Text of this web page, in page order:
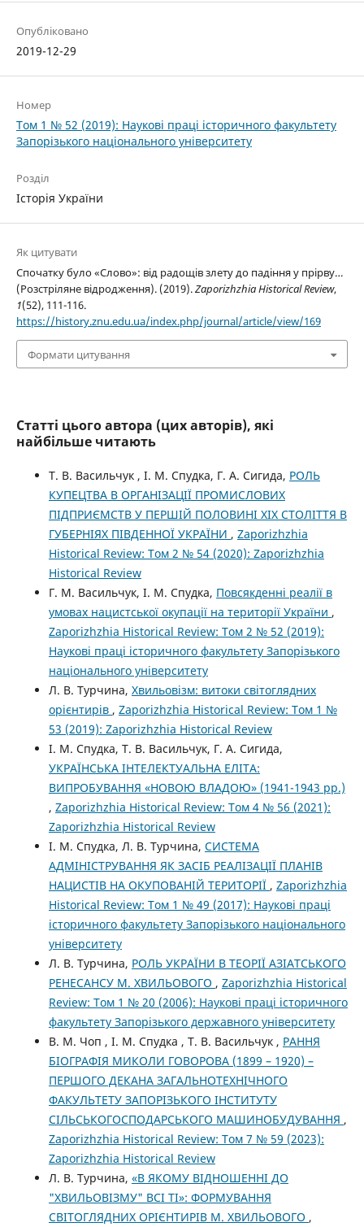
Опубліковано
2019-12-29
Номер
Том 1 № 52 (2019): Наукові праці історичного факультету
Запорізького національного університету
Розділ
Історія України
Як цитувати
Спочатку було «Слово»: від радощів злету до падіння у прірву…
(Розстріляне відродження). (2019).Zaporizhzhia Historical Review,
1(52), 111-116.
https://history.znu.edu.ua/index.php/journal/article/view/169
Формати цитування
Статті цього автора (цих авторів), які
найбільше читають
Т. В. Васильчук , І. М. Спудка, Г. А. Сигида, РОЛЬ
КУПЕЦТВА В ОРГАНІЗАЦІЇ ПРОМИСЛОВИХ
ПІДПРИЄМСТВ У ПЕРШІЙ ПОЛОВИНІ ХІХ СТОЛІТТЯ В
ГУБЕРНІЯХ ПІВДЕННОЇ УКРАЇНИ , Zaporizhzhia
Historical Review: Том 2 № 54 (2020): Zaporizhzhia
Historical Review
Г. М. Васильчук, І. М. Спудка, Повсякденні реалії в
умовах нацистської окупації на території України ,
Zaporizhzhia Historical Review: Том 2 № 52 (2019):
Наукові праці історичного факультету Запорізького
національного університету
Л. В. Турчина, Хвильовізм: витоки світоглядних
орієнтирів , Zaporizhzhia Historical Review: Том 1 №
53 (2019): Zaporizhzhia Historical Review
І. М. Спудка, Т. В. Васильчук, Г. А. Сигида,
УКРАЇНСЬКА ІНТЕЛЕКТУАЛЬНА ЕЛІТА:
ВИПРОБУВАННЯ «НОВОЮ ВЛАДОЮ» (1941-1943 рр.)
, Zaporizhzhia Historical Review: Том 4 № 56 (2021):
Zaporizhzhia Historical Review
І. М. Спудка, Л. В. Турчина, СИСТЕМА
АДМІНІСТРУВАННЯ ЯК ЗАСІБ РЕАЛІЗАЦІЇ ПЛАНІВ
НАЦИСТІВ НА ОКУПОВАНІЙ ТЕРИТОРІЇ , Zaporizhzhia
Historical Review: Том 1 № 49 (2017): Наукові праці
історичного факультету Запорізького національного
університету
Л. В. Турчина, РОЛЬ УКРАЇНИ В ТЕОРІЇ АЗІАТСЬКОГО
РЕНЕСАНСУ М. ХВИЛЬОВОГО , Zaporizhzhia Historical
Review: Том 1 № 20 (2006): Наукові праці історичного
факультету Запорізького державного університету
В. М. Чоп , І. М. Спудка , Т. В. Васильчук , РАННЯ
БІОГРАФІЯ МИКОЛИ ГОВОРОВА (1899 – 1920) –
ПЕРШОГО ДЕКАНА ЗАГАЛЬНОТЕХНІЧНОГО
ФАКУЛЬТЕТУ ЗАПОРІЗЬКОГО ІНСТИТУТУ
СІЛЬСЬКОГОСПОДАРСЬКОГО МАШИНОБУДУВАННЯ ,
Zaporizhzhia Historical Review: Том 7 № 59 (2023):
Zaporizhzhia Historical Review
Л. В. Турчина, «В ЯКОМУ ВІДНОШЕННІ ДО
"ХВИЛЬОВІЗМУ" ВСІ ТІ»: ФОРМУВАННЯ
СВІТОГЛЯДНИХ ОРІЄНТИРІВ М. ХВИЛЬОВОГО ,